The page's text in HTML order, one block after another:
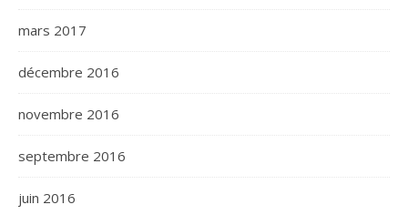
mars 2017
décembre 2016
novembre 2016
septembre 2016
juin 2016